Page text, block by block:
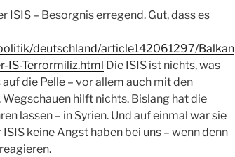
ISIS – Besorgnis erregend. Gut, dass es
deutschland/article142061297/Balkan
IS-Terrormiliz.html Die ISIS ist nichts, was
die Pelle – vor allem auch mit den
hilft nichts. Bislang hat die
lassen – in Syrien. Und auf einmal war sie
keine Angst haben bei uns – wenn denn